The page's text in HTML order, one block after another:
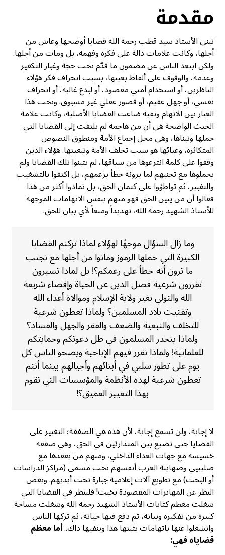
مقدمة
تبنى الأستاذ سيد قطب رحمه الله قضايا أوضحها وعاش من
أجلها، وكانت علامات دالة على فكره وفهمه، بل ومات من أجلها.
ولكن ابتعد الناس عن مضمون ما قدّم تحت حجة وغبار التكفير
وعدمه، والوقوف على ألفاظ بعينها، بسبب انحراف فكر هؤلاء
الناظرين، أو استخدام أمني مقصود، أو لبدع غالبة، أو انحراف
نفسي، أو جهل عقيم، أو قصور عقلي غير مسبوق. وتحت هذا
الغبار بين الاتهام ونفيه ضاعت القضايا الأصلية، وكانت علامة
الخبث الواضحة هي أن من هاجمه لم يلتفت إلى القضايا التي
حملها وتبناها، وهي محل إجماع الأمة ومنطوق النصوص
المتكاثرة، وغيابُها هو سبب تخلف الأمة وتبعيتها. هؤلاء الذين
وقفوا على كلمة انتزعوها من سياقها، لم يتبنوا تلك القضايا ولم
يحملوها مع تجنبهم لما يرونه خطأ بزعمهم، بل اكتفوا بالتشغيب
والتغبير، ثم تواطؤوا على كتمان الحق، بل تمادوا أكثر من هذا
فقالوا أن من يبين الحق فهو متهم بنفس الاتهامات الموجهة
للأستاذ الشهيد رحمه الله، تهديداً ومنعاً لأي بيان للحق.
وما زال السؤال موجهًا لهؤلاء لماذا تركتم القضايا
الكبيرة التي حملها الرموز وماتوا من أجلها مع تجنب
ما ترون أنه خطأ على زعمكم؟! بل لماذا تسيرون
تقررون شرعية فصل الدين عن الحياة وإقصاء شريعة
الله والتولي بغير ولاية الإسلام وموالاة أعداء الله
وتفتيت بلاد المسلمين؟ ولماذا تعطون شرعية
للتخلف والتبعية والضعف والفقر والجهل والفساد؟
ولماذا ينحدر المسلمون في ظل دعوتكم وحمايتكم
للعلمانية! ولماذا تقرر فيهم الإباحية ويصحو الناس كل
يوم على تطور سلبي في أبنائهم وأجيالهم بينما أنتم
تعطون شرعية لهذه الأنظمة والمؤسسات التي تقوم
بهذا التغيير العميق؟!
لا إجابة، ولن تسمع إجابة، لأن هذه هي الصفقة؛ التغبير على
القضايا حتى تضيع بين المتدارئين في الحق، وهي صفقة
خسيسة مع جهات العداء الداخلي، ومنهم من يعقدها مع
صليبيي وصهاينة الغرب أنفسهم تحت مسمى (مراكز الدراسات
أو البحث) مع تطويع آلات إعلامية جبارة تحت أيديهم. وبغض
النظر عن المهاترات المقصودة بخبث! فلننظر في القضايا التي
شغلت معظم كتابات الأستاذ الشهيد رحمه الله وشغلت مساحة
كبيرة من تفكيره وبيانه، ثم دفع فيها حياته، ثم تركها الناس
وانشغلوا عنها باتهامات يثبتها هذا وينفيها ذاك..أما معظم
قضاياه فهي: